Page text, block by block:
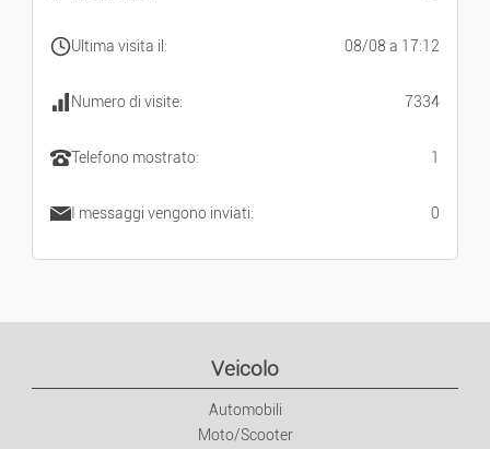
Ultima visita il: 08/08 a 17:12
Numero di visite: 7334
Telefono mostrato: 1
I messaggi vengono inviati: 0
Veicolo
Automobili
Moto/Scooter